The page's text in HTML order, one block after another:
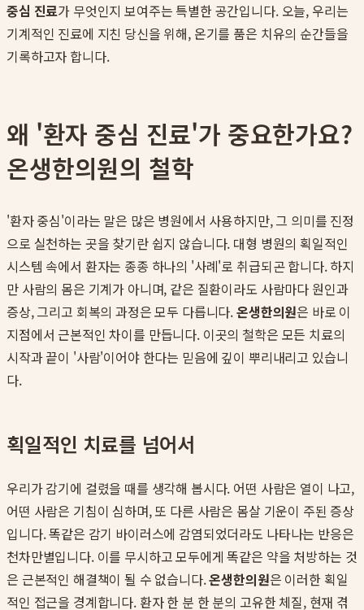
중심 진료가 무엇인지 보여주는 특별한 공간입니다. 오늘, 우리는
기계적인 진료에 지친 당신을 위해, 온기를 품은 치유의 순간들을
기록하고자 합니다.
왜 '환자 중심 진료'가 중요한가요?
온생한의원의 철학
'환자 중심'이라는 말은 많은 병원에서 사용하지만, 그 의미를 진정
으로 실천하는 곳을 찾기란 쉽지 않습니다. 대형 병원의 획일적인
시스템 속에서 환자는 종종 하나의 '사례'로 취급되곤 합니다. 하지
만 사람의 몸은 기계가 아니며, 같은 질환이라도 사람마다 원인과
증상, 그리고 회복의 과정은 모두 다릅니다.온생한의원은 바로 이
지점에서 근본적인 차이를 만듭니다. 이곳의 철학은 모든 치료의
시작과 끝이 '사람'이어야 한다는 믿음에 깊이 뿌리내리고 있습니
다.
획일적인 치료를 넘어서
우리가 감기에 걸렸을 때를 생각해 봅시다. 어떤 사람은 열이 나고,
어떤 사람은 기침이 심하며, 또 다른 사람은 몸살 기운이 주된 증상
입니다. 똑같은 감기 바이러스에 감염되었더라도 나타나는 반응은
천차만별입니다. 이를 무시하고 모두에게 똑같은 약을 처방하는 것
은 근본적인 해결책이 될 수 없습니다.온생한의원은 이러한 획일
적인 접근을 경계합니다. 환자 한 분 한 분의 고유한 체질, 현재 겪